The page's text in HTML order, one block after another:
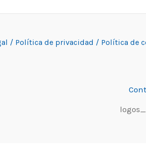
/ Política de privacidad / Política de